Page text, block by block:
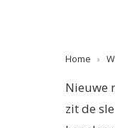
Home ›
Nieuwe
zit de